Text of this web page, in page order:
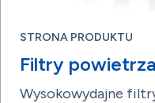
STRONA PRODUKTU
Filtry powietrza
Wysokowydajne